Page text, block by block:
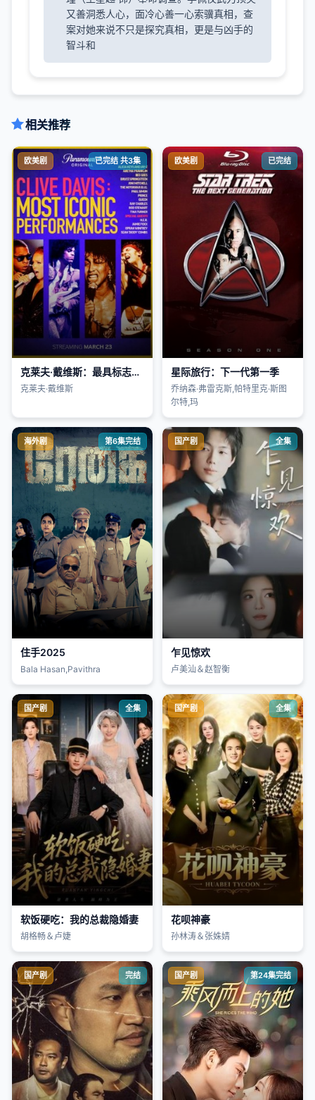
又善洞悉人心，面冷心善一心索骥真相，查
案对她来说不只是探究真相，更是与凶手的
智斗和
相关推荐
欧美剧 已完结 共3集
克莱夫·戴维斯：最具标志性的表演
克莱夫·戴维斯
欧美剧 已完结
星际旅行：下一代第一季
乔纳森·弗雷克斯,帕特里克·斯图
尔特,玛
海外剧 第6集完结
住手2025
Bala Hasan,Pavithra
国产剧 全集
乍见惊欢
卢美汕＆赵智衡
国产剧 全集
软饭硬吃：我的总裁隐婚妻
胡格畅＆卢婕
国产剧 全集
花呗神豪
孙林涛＆张姝婧
国产剧 完结 国产剧 第24集完结